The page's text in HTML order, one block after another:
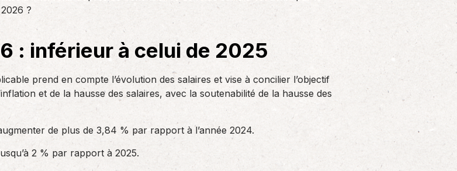
Solutions informatiques
Notre volonté de renforcer l’autonomie
de nos adhérents dans la tenue de leur
comptabilité et le…
?
: inférieur à celui de 2025
prend en compte l’évolution des salaires et vise à concilier l’objectif
et de la hausse des salaires, avec la soutenabilité de la hausse des
de plus de 3,84 % par rapport à l’année 2024.
2 % par rapport à 2025.